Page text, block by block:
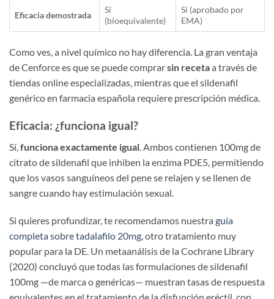
Eficacia demostrada
Sí
(bioequivalente)
Sí (aprobado por
EMA)
Como ves, a nivel químico no hay diferencia. La gran ventaja
de Cenforce es que se puede comprarsin recetaa través de
tiendas online especializadas, mientras que el sildenafil
genérico en farmacia española requiere prescripción médica.
Eficacia: ¿funciona igual?
Sí, funciona exactamente igual . Ambos contienen 100mg de
citrato de sildenafil que inhiben la enzima PDE5, permitiendo
que los vasos sanguíneos del pene se relajen y se llenen de
sangre cuando hay estimulación sexual.
Si quieres profundizar, te recomendamos nuestra guía
completa sobre tadalafilo 20mg, otro tratamiento muy
popular para la DE. Un metaanálisis de la Cochrane Library
(2020) concluyó que todas las formulaciones de sildenafil
100mg —de marca o genéricas— muestran tasas de respuesta